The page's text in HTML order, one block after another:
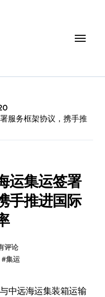
服务框架协议，携手推
运集运签署
手推进国际
评论
#集运